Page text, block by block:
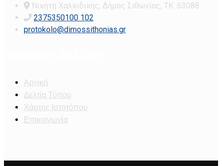
Νικήτη Χαλκιδικής, Δήμος Σιθωνίας, ΤΚ: 63088
2375350100 102
protokolo@dimossithonias.gr
Αρχική
Δελτία Τύπου
Χάρτης Ιστοτόπου
Επικοινωνία